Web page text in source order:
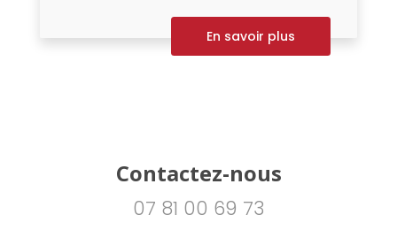
En savoir plus
Contactez-nous
07 81 00 69 73